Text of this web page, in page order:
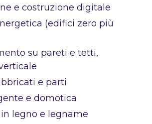
e costruzione digitale
(edifici zero più
su pareti e tetti,
e parti
e domotica
legno e legname